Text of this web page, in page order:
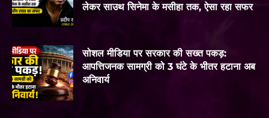
लेकर साउथ सिनेमा के मसीहा तक, ऐसा रहा सफर
सोशल मीडिया पर सरकार की सख्त पकड़:
आपत्तिजनक सामग्री को 3 घंटे के भीतर हटाना अब
अनिवार्य